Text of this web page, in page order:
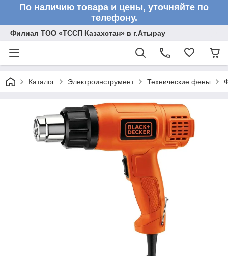
По наличию товара и цены, уточняйте по
телефону.
Филиал ТОО «ТССП Казахстан» в г.Атырау
Каталог Электроинструмент Технические фены